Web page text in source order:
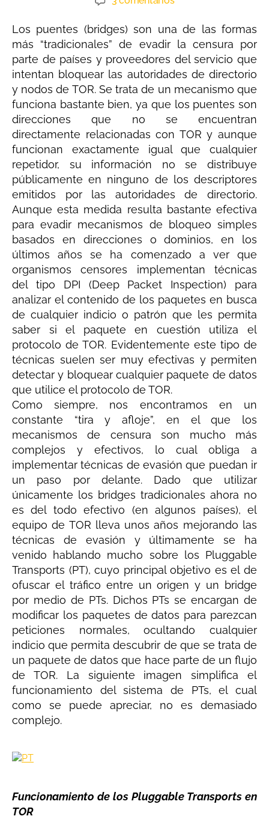
Los puentes (bridges) son una de las formas
más “tradicionales” de evadir la censura por
parte de países y proveedores del servicio que
intentan bloquear las autoridades de directorio
y nodos de TOR. Se trata de un mecanismo que
funciona bastante bien, ya que los puentes son
direcciones que no se encuentran
directamente relacionadas con TOR y aunque
funcionan exactamente igual que cualquier
repetidor, su información no se distribuye
públicamente en ninguno de los descriptores
emitidos por las autoridades de directorio.
Aunque esta medida resulta bastante efectiva
para evadir mecanismos de bloqueo simples
basados en direcciones o dominios, en los
últimos años se ha comenzado a ver que
organismos censores implementan técnicas
del tipo DPI (Deep Packet Inspection) para
analizar el contenido de los paquetes en busca
de cualquier indicio o patrón que les permita
saber si el paquete en cuestión utiliza el
protocolo de TOR. Evidentemente este tipo de
técnicas suelen ser muy efectivas y permiten
detectar y bloquear cualquier paquete de datos
que utilice el protocolo de TOR.
Como siempre, nos encontramos en un
constante “tira y afloje”, en el que los
mecanismos de censura son mucho más
complejos y efectivos, lo cual obliga a
implementar técnicas de evasión que puedan ir
un paso por delante. Dado que utilizar
únicamente los bridges tradicionales ahora no
es del todo efectivo (en algunos países), el
equipo de TOR lleva unos años mejorando las
técnicas de evasión y últimamente se ha
venido hablando mucho sobre los Pluggable
Transports (PT), cuyo principal objetivo es el de
ofuscar el tráfico entre un origen y un bridge
por medio de PTs. Dichos PTs se encargan de
modificar los paquetes de datos para parezcan
peticiones normales, ocultando cualquier
indicio que permita descubrir de que se trata de
un paquete de datos que hace parte de un flujo
de TOR. La siguiente imagen simplifica el
funcionamiento del sistema de PTs, el cual
como se puede apreciar, no es demasiado
complejo.
Funcionamiento de los Pluggable Transports en
TOR